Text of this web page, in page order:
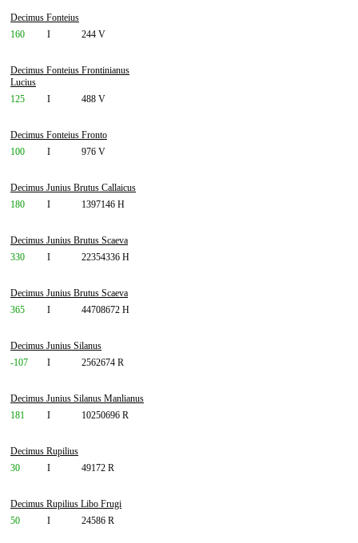
Decimus Fonteius
160
I 244 V
Decimus Fonteius Frontinianus
Lucius
125
I 488 V
Decimus Fonteius Fronto
100
I 976 V
Decimus Junius Brutus Callaicus
180
I 1397146 H
Decimus Junius Brutus Scaeva
330
I 22354336 H
Decimus Junius Brutus Scaeva
365
I 44708672 H
Decimus Junius Silanus
-107
I 2562674 R
Decimus Junius Silanus Manlianus
181
I 10250696 R
Decimus Rupilius
30
I 49172 R
Decimus Rupilius Libo Frugi
50
I 24586 R